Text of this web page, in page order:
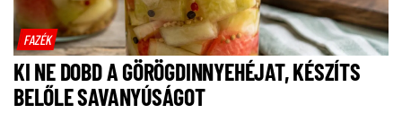
FAZÉK
KI NE DOBD A GÖRÖGDINNYEHÉJAT, KÉSZÍTS
BELŐLE SAVANYÚSÁGOT